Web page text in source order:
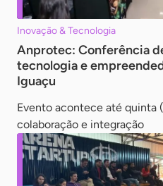
Inovação & Tecnologia
Anprotec: Conferência
tecnologia e
Iguaçu
Evento acontece até quinta
colaboração e integração